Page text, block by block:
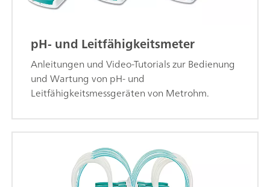
pH- und Leitfähigkeitsmeter
Anleitungen und Video-Tutorials zur Bedienung
und Wartung von pH- und
Leitfähigkeitsmessgeräten von Metrohm.